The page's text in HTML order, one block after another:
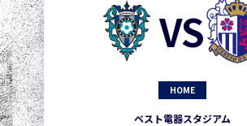
VS
HOME
ベスト電器スタジアム
1 3